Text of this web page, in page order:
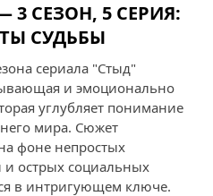
3 СЕЗОН, 5 СЕРИЯ:
СУДЬБЫ
сериала "Стыд"
и эмоционально
углубляет понимание
мира. Сюжет
фоне непростых
острых социальных
в интригующем ключе.